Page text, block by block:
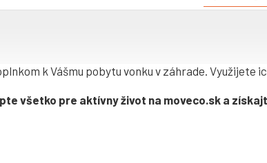
k Vášmu pobytu vonku v záhrade. Využijete
všetko pre aktívny život na moveco.sk a